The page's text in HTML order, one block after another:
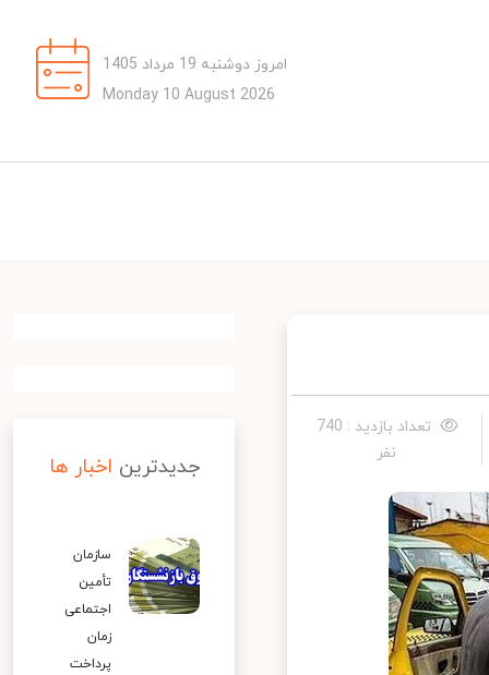
امروز دوشنبه 19 مرداد 1405
Monday 10 August 2026
تعداد بازدید : 740
نفر
جدیدترین اخبار ها
سازمان
تأمین
اجتماعی
زمان
پرداخت